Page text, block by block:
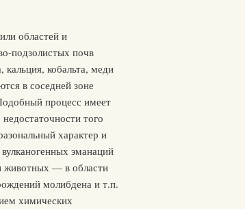
областей и
подзолистых почв
кобальта, меди
в соседней зоне
процесс имеет
того
характер и
эманаций
животных — в области
молибдена и т.п.
химических